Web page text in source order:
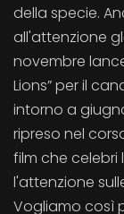
della specie.
all'attenzione
novembre
Lions” per il
intorno a
ripreso nel
film che celebri
l'attenzione
Vogliamo così